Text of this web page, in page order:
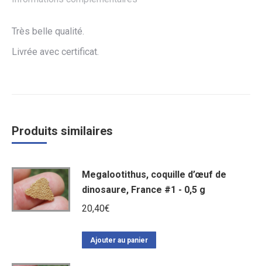
Très belle qualité.
Livrée avec certificat.
Produits similaires
Megalootithus, coquille d’œuf de
dinosaure, France #1 - 0,5 g
20,40€
Ajouter au panier